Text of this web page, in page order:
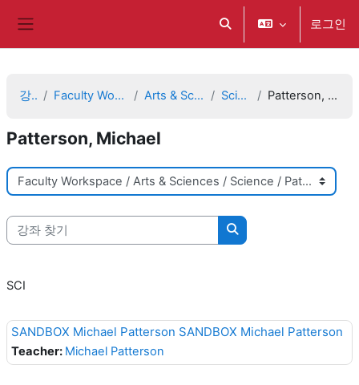
검색 입력 전환 로그인
강좌 Faculty Workspace Arts & Sciences Science Patterson, Michael
Patterson, Michael
강좌 범주
강좌 찾기
강좌 찾기
SCI
SANDBOX Michael Patterson SANDBOX Michael Patterson
Teacher: Michael Patterson